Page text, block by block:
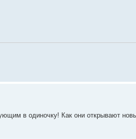
в одиночку! Как они открывают